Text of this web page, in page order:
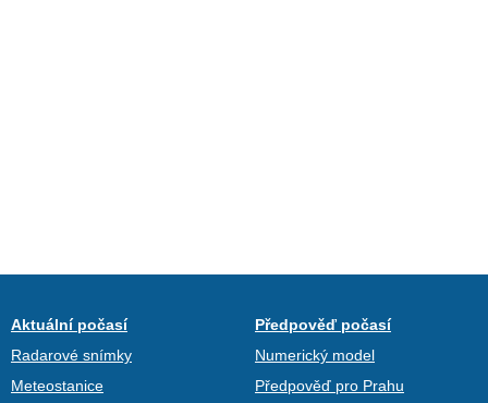
Aktuální počasí
Radarové snímky
Meteostanice
Předpověď počasí
Numerický model
Předpověď pro Prahu